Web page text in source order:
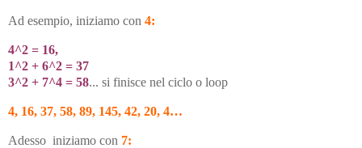
Ad esempio, iniziamo con 4:
4^2 = 16,
1^2 + 6^2 = 37
3^2 + 7^4 = 58... si finisce nel ciclo o loop
4, 16, 37, 58, 89, 145, 42, 20, 4…
Adesso iniziamo con 7: